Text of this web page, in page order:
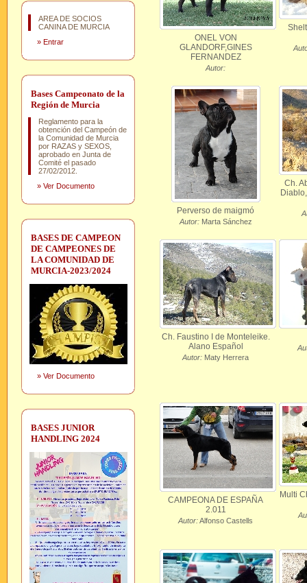
AREA DE SOCIOS
CANINA DE MURCIA
» Entrar
Bases Campeonato de la
Región de Murcia
Reglamento para la
obtención del Campeón de
la Comunidad de Murcia
por RAZAS y SEXOS,
aprobado en Junta de
Comité el pasado
27/02/2012.
» Ver Documento
BASES DE CAMPEON
DE CAMPEONES DE
LA COMUNIDAD DE
MURCIA-2023/2024
» Ver Documento
BASES JUNIOR
HANDLING 2024
ONEL VON
GLANDORF,GINES
FERNANDEZ
Autor:
Perverso de maigmó
Autor:Marta Sánchez
Ch.
Ch. Faustino I de Monteleike.
Alano Español
Autor: Maty Herrera
CAMPEONA DE ESPAÑA
2.011
Autor:Alfonso Castells
Multi